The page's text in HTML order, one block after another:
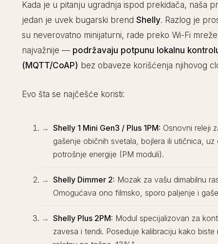
Kada je u pitanju ugradnja ispod prekidača, naša
jedan je uvek bugarski brend Shelly. Razlog je
su neverovatno minijaturni, rade preko Wi-Fi
najvažnije — podržavaju potpunu lokalnu
(MQTT/CoAP) bez obaveze korišćenja njihovog
Evo šta se najčešće koristi:
Shelly 1 Mini Gen3 / Plus 1PM: Osnovni releji
gašenje običnih svetala, bojlera ili utičnica, uz
potrošnje energije (PM moduli).
Shelly Dimmer 2: Mozak za vašu dimabilnu
Omogućava ono filmsko, sporo paljenje i
Shelly Plus 2PM: Modul specijalizovan za
zavesa i tendi. Poseduje kalibraciju kako biste